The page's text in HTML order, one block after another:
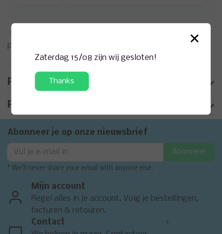
Neem contact op over dit
product
Toevoegen aan vergelijking
Productomschrijving
Product informatie
Abonneer je op onze nieuwsbrief
Abonneer
* We'll never share your email with anyone else.
Mijn account
Regel alles in je account. Volg je bestellingen,
facturen & retouren.
Contact
<
×
Zaterdag 15/08 zijn wij gesloten!
Thanks